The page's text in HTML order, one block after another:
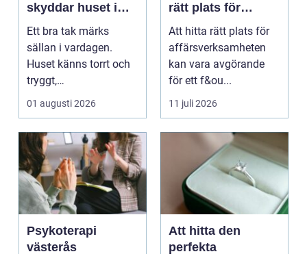
skyddar huset i
längden
Ett bra tak märks
sällan i vardagen.
Huset känns torrt och
tryggt,
inomhusklimatet
fungerar och ener...
01 augusti 2026
rätt plats för
affärsverksamhete
Att hitta rätt plats för
affärsverksamheten
kan vara avgörande
för ett f&ou...
11 juli 2026
Psykoterapi
västerås
Att hitta den
perfekta